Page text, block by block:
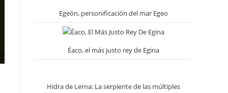
Egeón, personificación del mar Egeo
Éaco, el más justo rey de Egina
Hidra de Lerna: La serpiente de las múltiples